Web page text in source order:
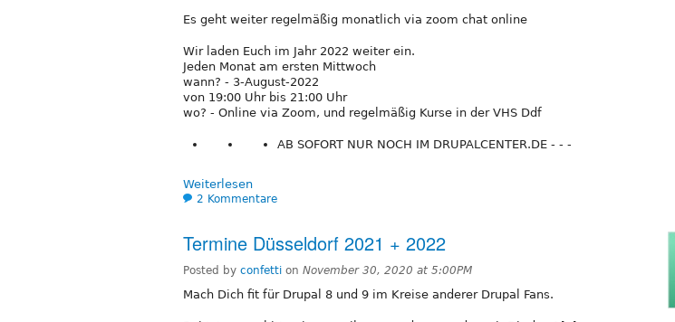
Es geht weiter regelmäßig monatlich via zoom chat online
Wir laden Euch im Jahr 2022 weiter ein.
Jeden Monat am ersten Mittwoch
wann? - 3-August-2022
von 19:00 Uhr bis 21:00 Uhr
wo? - Online via Zoom, und regelmäßig Kurse in der VHS Ddf
AB SOFORT NUR NOCH IM DRUPALCENTER.DE - - -
Weiterlesen
2 Kommentare
Termine Düsseldorf 2021 + 2022
Posted by confetti on November 30, 2020 at 5:00PM
Mach Dich fit für Drupal 8 und 9 im Kreise anderer Drupal Fans.